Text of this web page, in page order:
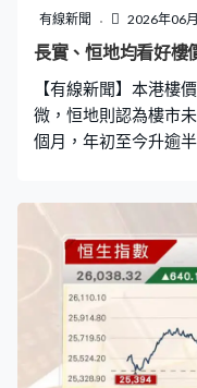
及債券跨境上市。
有線新聞 2026年06
長實、恒地均看好樓
【有線新聞】本港樓
微，恒地則認為樓市
個月，年初至今升逾
不到，原因是樓價一
八時，樓市會恢復，
谷底回升，並不是升
港經濟也慢慢回復。
快賣樓步伐，不認為
家誠：「看售樓數字
賣樓已達1萬伙私樓